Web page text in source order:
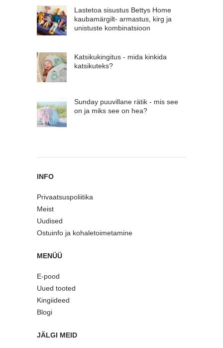
Lastetoa sisustus Bettys Home
kaubamärgilt- armastus, kirg ja
unistuste kombinatsioon
Katsikukingitus - mida kinkida
katsikuteks?
Sunday puuvillane rätik - mis see
on ja miks see on hea?
INFO
Privaatsuspoliitika
Meist
Uudised
Ostuinfo ja kohaletoimetamine
MENÜÜ
E-pood
Uued tooted
Kingiideed
Blogi
JÄLGI MEID